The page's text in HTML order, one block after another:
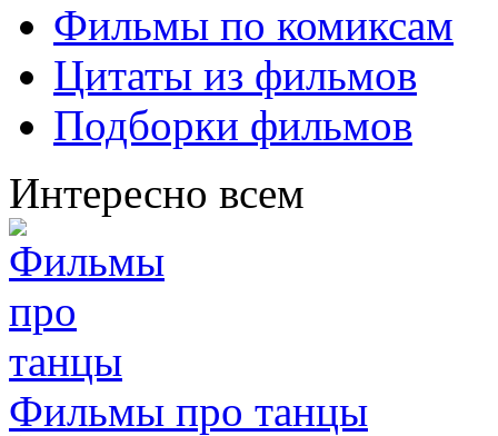
Фильмы по комиксам
Цитаты из фильмов
Подборки фильмов
Интересно всем
Фильмы про танцы